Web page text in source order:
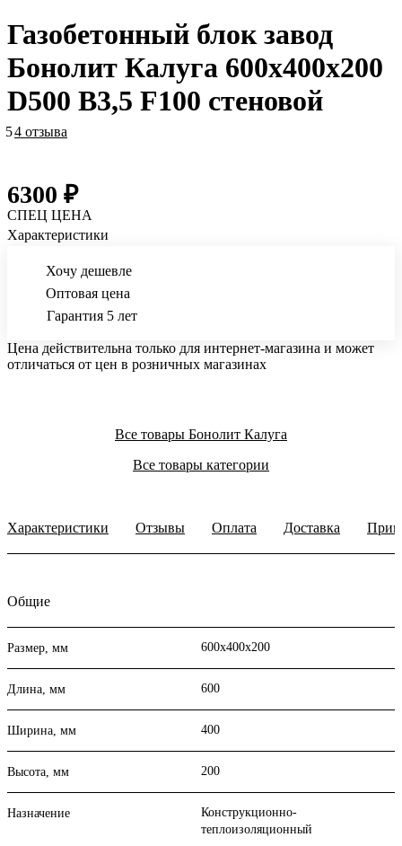
Газобетонный блок завод
Бонолит Калуга 600х400х200
D500 B3,5 F100 стеновой
54 отзыва
6300 ₽
СПЕЦ ЦЕНА
Характеристики
Хочу дешевле
Оптовая цена
Гарантия 5 лет
Цена действительна только для интернет-магазина и может
отличаться от цен в розничных магазинах
Все товары Бонолит Калуга
Все товары категории
Характеристики Отзывы Оплата Доставка
Общие
Размер, мм 600х400х200
Длина, мм 600
Ширина, мм 400
Высота, мм 200
Назначение
Конструкционно-
теплоизоляционный